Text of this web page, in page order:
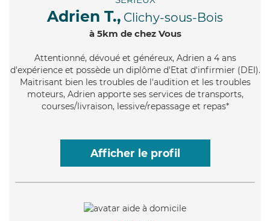
Adrien T., Clichy-sous-Bois
à 5km de chez Vous
Attentionné, dévoué et généreux, Adrien a 4 ans
d'expérience et possède un diplôme d'Etat d'infirmier (DEI).
Maitrisant bien les troubles de l'audition et les troubles
moteurs, Adrien apporte ses services de transports,
courses/livraison, lessive/repassage et repas*
Afficher le profil